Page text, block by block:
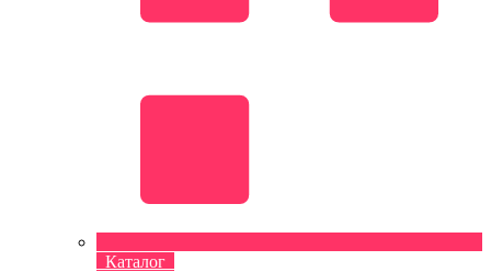
Каталог